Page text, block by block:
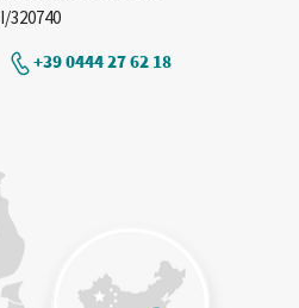
320740
+39 0444 27 62 18